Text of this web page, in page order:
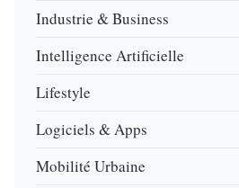
Industrie & Business
Intelligence Artificielle
Lifestyle
Logiciels & Apps
Mobilité Urbaine